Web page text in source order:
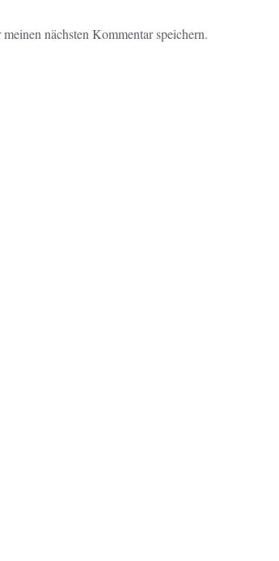
nächsten Kommentar speichern.